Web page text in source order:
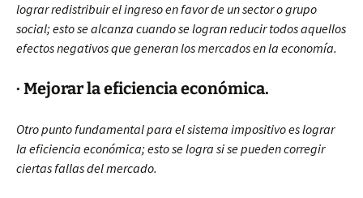
lograr redistribuir el ingreso en favor de un sector o grupo
social; esto se alcanza cuando se logran reducir todos aquellos
efectos negativos que generan los mercados en la economía.
· Mejorar la eficiencia económica.
Otro punto fundamental para el sistema impositivo es lograr
la eficiencia económica; esto se logra si se pueden corregir
ciertas fallas del mercado.